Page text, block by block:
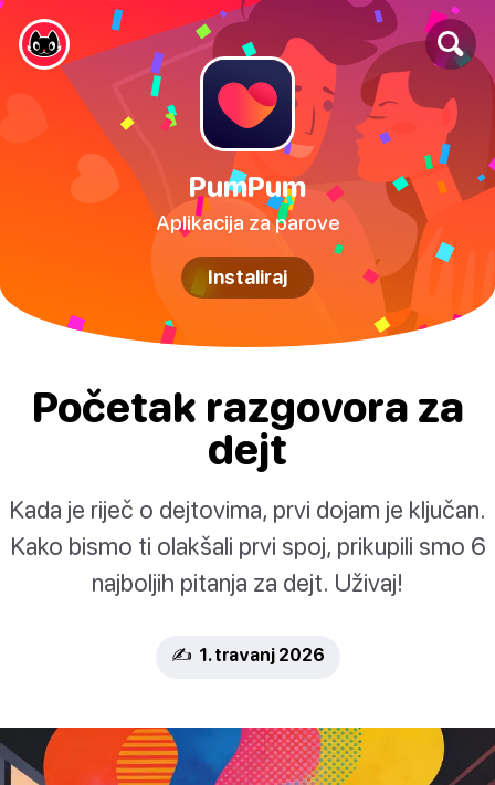
PumPum
Aplikacija za parove
Instaliraj
Početak razgovora za
dejt
Kada je riječ o dejtovima, prvi dojam je ključan.
Kako bismo ti olakšali prvi spoj, prikupili smo 6
najboljih pitanja za dejt. Uživaj!
✍️ 1. travanj 2026